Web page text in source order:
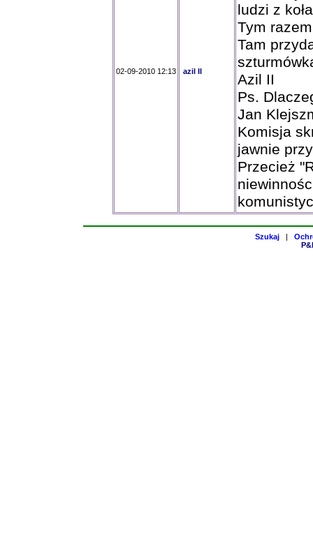
02-09-2010 12:13 azil II
ludzi z
Tym
Tam
Azil II
Ps.
Jan
Komisja
jawnie
Przecież
Szukaj |